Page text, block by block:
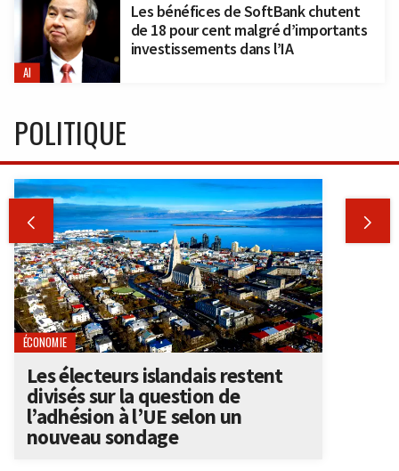
AI
Les bénéfices de SoftBank chutent
de 18 pour cent malgré d’importants
investissements dans l’IA
POLITIQUE
 
ÉCONOMIE
Les électeurs islandais restent
divisés sur la question de
l’adhésion à l’UE selon un
nouveau sondage